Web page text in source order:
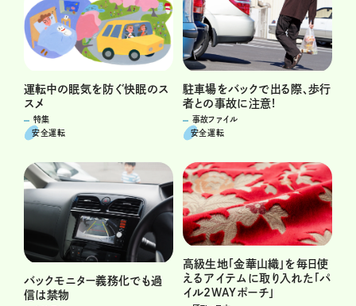
運転中の眠気を防ぐ快眠のス
スメ
特集
安全運転
駐車場をバックで出る際、歩行
者との事故に注意!
事故ファイル
安全運転
バックモニター義務化でも過
信は禁物
高級生地「金華山織」を毎日使
えるアイテムに取り入れた「パ
イル2WAYポーチ」